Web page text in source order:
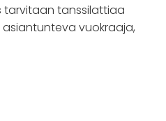
tarvitaan tanssilattiaa
vuokraaja,